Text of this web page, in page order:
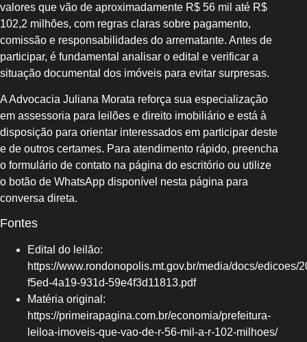
valores que vão de aproximadamente R$ 56 mil até R$
102,2 milhões, com regras claras sobre pagamento,
comissão e responsabilidades do arrematante. Antes de
participar, é fundamental analisar o edital e verificar a
situação documental dos imóveis para evitar surpresas.
A Advocacia Juliana Morata reforça sua especialização
em assessoria para leilões e direito imobiliário e está à
disposição para orientar interessados em participar deste
e de outros certames. Para atendimento rápido, preencha
o formulário de contato na página do escritório ou utilize
o botão de WhatsApp disponível nesta página para
conversa direta.
Fontes
Edital do leilão:
https://www.rondonopolis.mt.gov.br/media/docs/edicoes/
f5ed-4a19-931d-59e4f3d11813.pdf
Matéria original:
https://primeirapagina.com.br/economia/prefeitura-
leiloa-imoveis-que-vao-de-r-56-mil-a-r-102-milhoes/